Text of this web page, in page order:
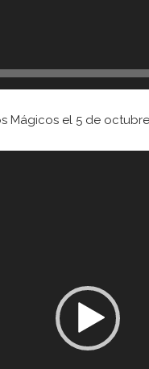
Mágicos el 5 de octubre